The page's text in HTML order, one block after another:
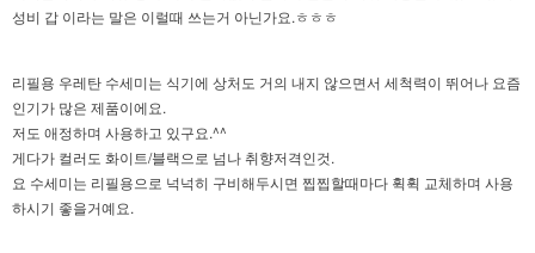
성비 갑 이라는 말은 이럴때 쓰는거 아닌가요.ㅎㅎㅎ
리필용 우레탄 수세미는 식기에 상처도 거의 내지 않으면서 세척력이 뛰어나 요즘
인기가 많은 제품이에요.
저도 애정하며 사용하고 있구요.^^
게다가 컬러도 화이트/블랙으로 넘나 취향저격인것.
요 수세미는 리필용으로 넉넉히 구비해두시면 찝찝할때마다 휙휙 교체하며 사용
하시기 좋을거예요.